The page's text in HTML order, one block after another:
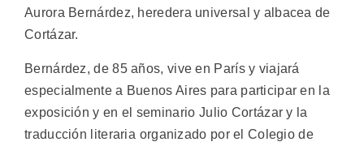
Aurora Bernárdez, heredera universal y albacea de
Cortázar.
Bernárdez, de 85 años, vive en París y viajará
especialmente a Buenos Aires para participar en la
exposición y en el seminario Julio Cortázar y la
traducción literaria organizado por el Colegio de